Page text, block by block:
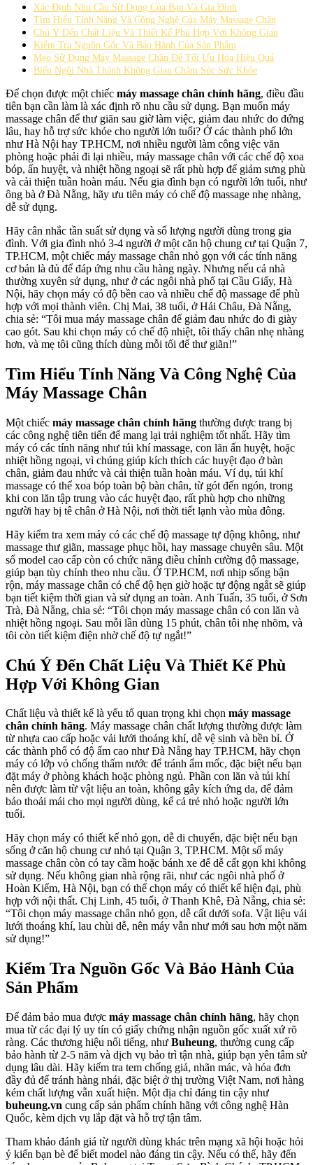
Xác Định Nhu Cầu Sử Dụng Của Bạn Và Gia Đình
Tìm Hiểu Tính Năng Và Công Nghệ Của Máy Massage Chân
Chú Ý Đến Chất Liệu Và Thiết Kế Phù Hợp Với Không Gian
Kiểm Tra Nguồn Gốc Và Bảo Hành Của Sản Phẩm
Mẹo Sử Dụng Máy Massage Chân Để Tối Ưu Hóa Hiệu Quả
Biến Ngôi Nhà Thành Không Gian Chăm Sóc Sức Khỏe
Để chọn được một chiếc máy massage chân chính hãng, điều đầu
tiên bạn cần làm là xác định rõ nhu cầu sử dụng. Bạn muốn máy
massage chân để thư giãn sau giờ làm việc, giảm đau nhức do đứng
lâu, hay hỗ trợ sức khỏe cho người lớn tuổi? Ở các thành phố lớn
như Hà Nội hay TP.HCM, nơi nhiều người làm công việc văn
phòng hoặc phải đi lại nhiều, máy massage chân với các chế độ xoa
bóp, ấn huyệt, và nhiệt hồng ngoại sẽ rất phù hợp để giảm sưng phù
và cải thiện tuần hoàn máu. Nếu gia đình bạn có người lớn tuổi, như
ông bà ở Đà Nẵng, hãy ưu tiên máy có chế độ massage nhẹ nhàng,
dễ sử dụng.
Hãy cân nhắc tần suất sử dụng và số lượng người dùng trong gia
đình. Với gia đình nhỏ 3-4 người ở một căn hộ chung cư tại Quận 7,
TP.HCM, một chiếc máy massage chân nhỏ gọn với các tính năng
cơ bản là đủ để đáp ứng nhu cầu hàng ngày. Nhưng nếu cả nhà
thường xuyên sử dụng, như ở các ngôi nhà phố tại Cầu Giấy, Hà
Nội, hãy chọn máy có độ bền cao và nhiều chế độ massage để phù
hợp với mọi thành viên. Chị Mai, 38 tuổi, ở Hải Châu, Đà Nẵng,
chia sẻ: “Tôi mua máy massage chân để giảm đau nhức do đi giày
cao gót. Sau khi chọn máy có chế độ nhiệt, tôi thấy chân nhẹ nhàng
hơn, và mẹ tôi cũng thích dùng mỗi tối để thư giãn!”
Tìm Hiểu Tính Năng Và Công Nghệ Của
Máy Massage Chân
Một chiếc máy massage chân chính hãng thường được trang bị
các công nghệ tiên tiến để mang lại trải nghiệm tốt nhất. Hãy tìm
máy có các tính năng như túi khí massage, con lăn ấn huyệt, hoặc
nhiệt hồng ngoại, vì chúng giúp kích thích các huyệt đạo ở bàn
chân, giảm đau nhức và cải thiện tuần hoàn máu. Ví dụ, túi khí
massage có thể xoa bóp toàn bộ bàn chân, từ gót đến ngón, trong
khi con lăn tập trung vào các huyệt đạo, rất phù hợp cho những
người hay bị tê chân ở Hà Nội, nơi thời tiết lạnh vào mùa đông.
Hãy kiểm tra xem máy có các chế độ massage tự động không, như
massage thư giãn, massage phục hồi, hay massage chuyên sâu. Một
số model cao cấp còn có chức năng điều chỉnh cường độ massage,
giúp bạn tùy chỉnh theo nhu cầu. Ở TP.HCM, nơi nhịp sống bận
rộn, máy massage chân có chế độ hẹn giờ hoặc tự động ngắt sẽ giúp
bạn tiết kiệm thời gian và sử dụng an toàn. Anh Tuấn, 35 tuổi, ở Sơn
Trà, Đà Nẵng, chia sẻ: “Tôi chọn máy massage chân có con lăn và
nhiệt hồng ngoại. Sau mỗi lần dùng 15 phút, chân tôi nhẹ nhõm, và
tôi còn tiết kiệm điện nhờ chế độ tự ngắt!”
Chú Ý Đến Chất Liệu Và Thiết Kế Phù
Hợp Với Không Gian
Chất liệu và thiết kế là yếu tố quan trọng khi chọn máy massage
chân chính hãng. Máy massage chân chất lượng thường được làm
từ nhựa cao cấp hoặc vải lưới thoáng khí, dễ vệ sinh và bền bỉ. Ở
các thành phố có độ ẩm cao như Đà Nẵng hay TP.HCM, hãy chọn
máy có lớp vỏ chống thấm nước để tránh ẩm mốc, đặc biệt nếu bạn
đặt máy ở phòng khách hoặc phòng ngủ. Phần con lăn và túi khí
nên được làm từ vật liệu an toàn, không gây kích ứng da, để đảm
bảo thoải mái cho mọi người dùng, kể cả trẻ nhỏ hoặc người lớn
tuổi.
Hãy chọn máy có thiết kế nhỏ gọn, dễ di chuyển, đặc biệt nếu bạn
sống ở căn hộ chung cư nhỏ tại Quận 3, TP.HCM. Một số máy
massage chân còn có tay cầm hoặc bánh xe để dễ cất gọn khi không
sử dụng. Nếu không gian nhà rộng rãi, như các ngôi nhà phố ở
Hoàn Kiếm, Hà Nội, bạn có thể chọn máy có thiết kế hiện đại, phù
hợp với nội thất. Chị Linh, 45 tuổi, ở Thanh Khê, Đà Nẵng, chia sẻ:
“Tôi chọn máy massage chân nhỏ gọn, dễ cất dưới sofa. Vật liệu vải
lưới thoáng khí, lau chùi dễ, nên máy vẫn như mới sau hơn một năm
sử dụng!”
Kiểm Tra Nguồn Gốc Và Bảo Hành Của
Sản Phẩm
Để đảm bảo mua được máy massage chân chính hãng, hãy chọn
mua từ các đại lý uy tín có giấy chứng nhận nguồn gốc xuất xứ rõ
ràng. Các thương hiệu nổi tiếng, như Buheung, thường cung cấp
bảo hành từ 2-5 năm và dịch vụ bảo trì tận nhà, giúp bạn yên tâm sử
dụng lâu dài. Hãy kiểm tra tem chống giả, nhãn mác, và hóa đơn
đầy đủ để tránh hàng nhái, đặc biệt ở thị trường Việt Nam, nơi hàng
kém chất lượng vẫn xuất hiện. Một địa chỉ đáng tin cậy như
buheung.vn cung cấp sản phẩm chính hãng với công nghệ Hàn
Quốc, kèm dịch vụ lắp đặt và hỗ trợ tận tâm.
Tham khảo đánh giá từ người dùng khác trên mạng xã hội hoặc hỏi
ý kiến bạn bè để biết model nào đáng tin cậy. Nếu có thể, hãy đến